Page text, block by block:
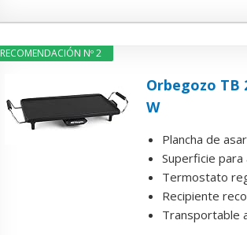
RECOMENDACIÓN Nº 2
Orbegozo TB
W
Plancha de
Superficie
Termostato
Recipiente
Transportable